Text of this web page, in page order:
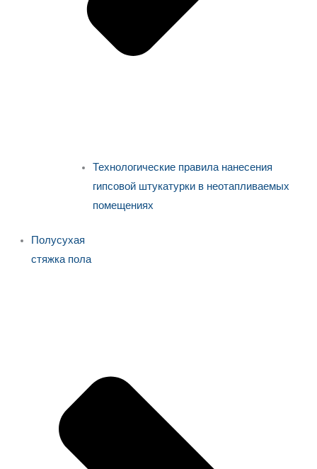
Технологические правила нанесения
гипсовой штукатурки в неотапливаемых
помещениях
Полусухая
стяжка пола